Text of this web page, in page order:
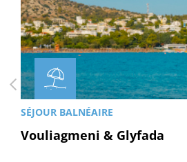
SÉJOUR BALNÉAIRE
Vouliagmeni & Glyfada